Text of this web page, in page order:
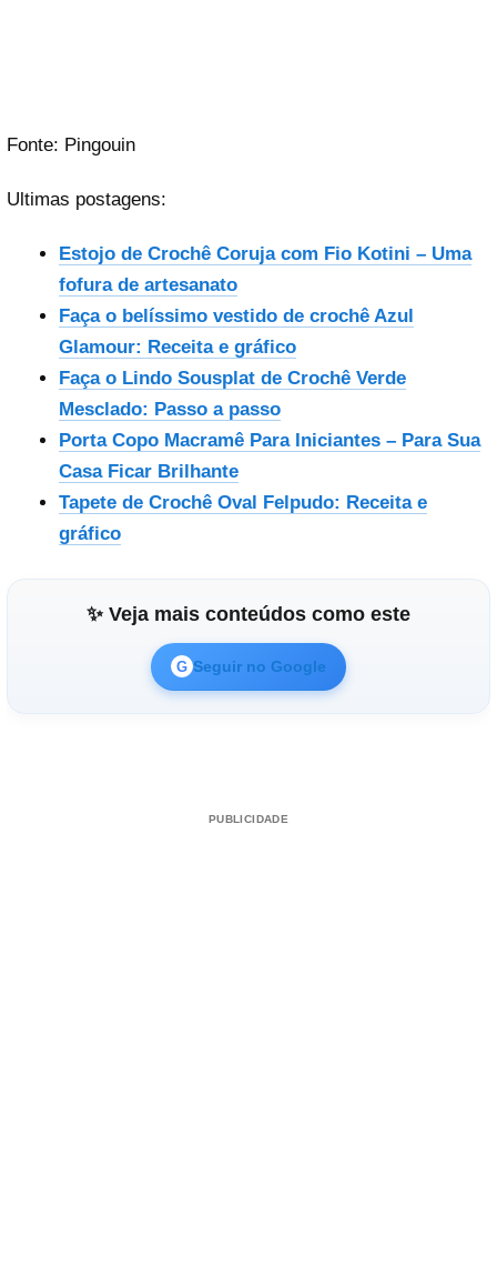
Fonte: Pingouin
Ultimas postagens:
Estojo de Crochê Coruja com Fio Kotini – Uma
fofura de artesanato
Faça o belíssimo vestido de crochê Azul
Glamour: Receita e gráfico
Faça o Lindo Sousplat de Crochê Verde
Mesclado: Passo a passo
Porta Copo Macramê Para Iniciantes – Para Sua
Casa Ficar Brilhante
Tapete de Crochê Oval Felpudo: Receita e
gráfico
✨ Veja mais conteúdos como este
G Seguir no Google
PUBLICIDADE